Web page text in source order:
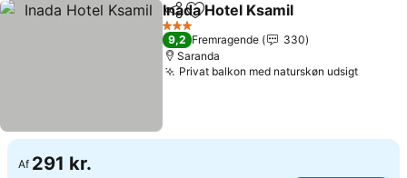
Del Føj til favoritter
Inada Hotel Ksamil
3 Stjerner
9,2 Fremragende
330
Saranda
Privat balkon med naturskøn udsigt
Af 291 kr.